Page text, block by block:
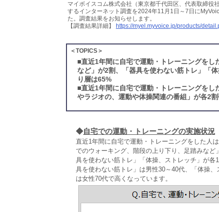
マイボイスコム株式会社（東京都千代田区、代表取締
するインターネット調査を2024年11月1日～7日に
た。調査結果をお知らせします。
【調査結果詳細】
https://myel.myvoice.jp/products/
＜TOPICS＞
■直近1年間に自宅で運動・トレーニングを
など」が2割、「器具を使わない筋トレ」「
り層は65%
■直近1年間に自宅で運動・トレーニングを
やラジオの、運動や体操関連の番組」が各2
◆自宅での運動・トレーニングの実施状況
直近1年間に自宅で運動・トレーニングをした人
でのウォーキング、階段の上り下り、足踏みな
具を使わない筋トレ」「体操、ストレッチ」が
具を使わない筋トレ」は男性30～40代、「体操
は女性70代で高くなっています。